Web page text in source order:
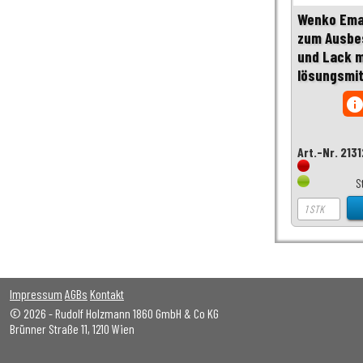
Wenko
zum
und Lack
Art.-Nr.
Impressum AGBs Kontakt
© 2026 - Rudolf Holzmann 1860 GmbH & Co KG
Brünner Straße 11, 1210 Wien